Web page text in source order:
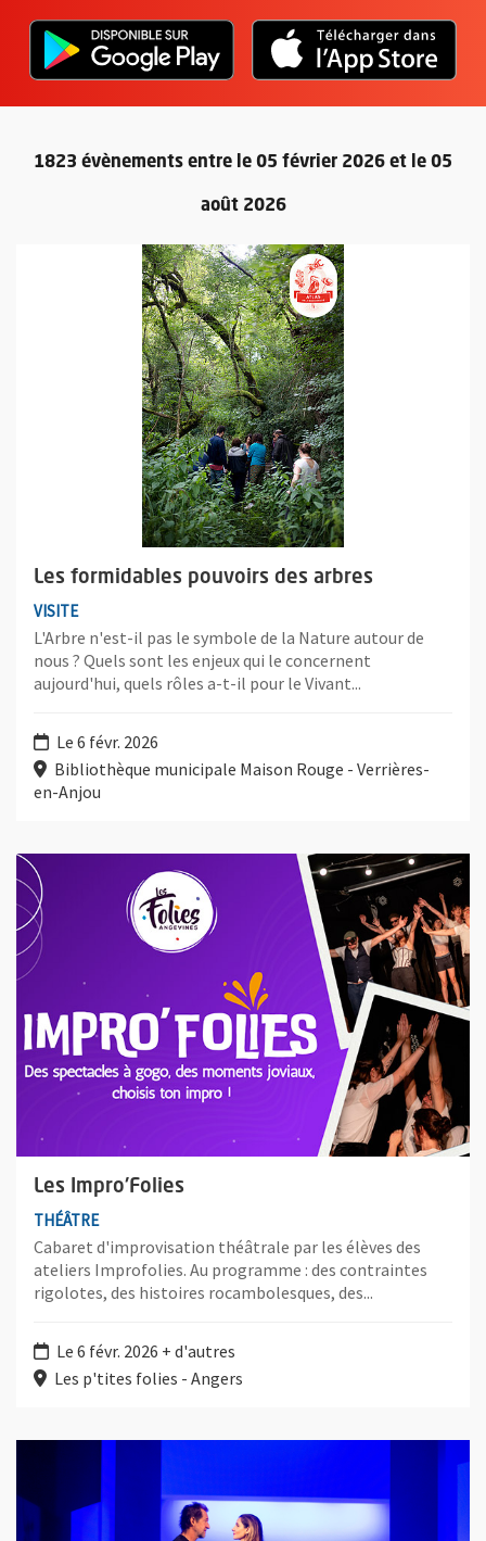
L'application "Vivre à Angers" -
, Ouvre une nouvelle fenêtre ,
1823 évènements entre le 05 février 2026 et le 05
août 2026
Retour au formulaire de
Les formidables pouvoirs des arbres
VISITE
L'Arbre n'est-il pas le symbole de la Nature autour de
nous ? Quels sont les enjeux qui le concernent
aujourd'hui, quels rôles a-t-il pour le Vivant...
Le 6 févr. 2026
Bibliothèque municipale Maison Rouge - Verrières-
en-Anjou
Plus d'information sur l'évènement : Les formidables pouvoirs
Les Impro'Folies
THÉÂTRE
Cabaret d'improvisation théâtrale par les élèves des
ateliers Improfolies. Au programme : des contraintes
rigolotes, des histoires rocambolesques, des...
Le 6 févr. 2026 + d'autres
Les p'tites folies - Angers
Plus d'information sur l'évènement : Les Impro'Folies
Plus d'information sur l'évènement : La Vérité